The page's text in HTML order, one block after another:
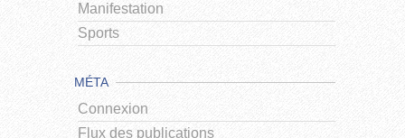
Manifestation
Sports
MÉTA
Connexion
Flux des publications